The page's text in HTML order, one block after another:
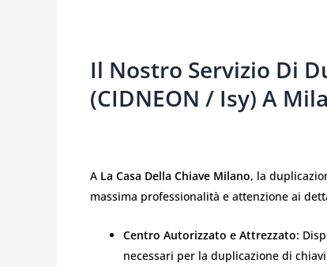
Il Nostro Servizio Di
(CIDNEON / Isy) A
A La Casa Della Chiave Milano, la
massima professionalità e attenzione ai
Centro Autorizzato e Attrezzato:
necessari per la duplicazione di chiavi